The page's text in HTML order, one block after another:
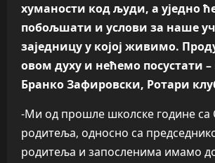
хуманости код људи, а уједно
побољшати и услови за наше
заједницу у којој живимо.
овом духу и нећемо посустати –
Бранко Зафировски, Ротари
-Ми од прошле школске године са
родитеља, односно са
родитеља и запосленима имамо